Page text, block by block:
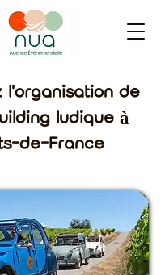
l'organisation de
ludique à
de-France